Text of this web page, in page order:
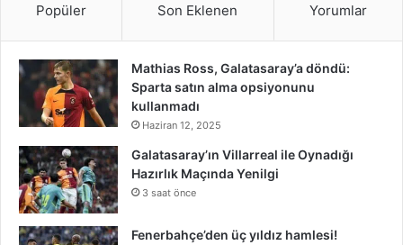
Popüler Son Eklenen Yorumlar
Mathias Ross, Galatasaray’a döndü:
Sparta satın alma opsiyonunu
kullanmadı
Haziran 12, 2025
Galatasaray’ın Villarreal ile Oynadığı
Hazırlık Maçında Yenilgi
3 saat önce
Fenerbahçe’den üç yıldız hamlesi!